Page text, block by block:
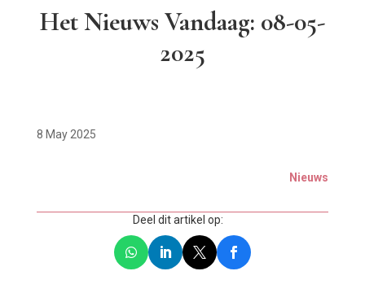
Het Nieuws Vandaag: 08-05-
2025
8 May 2025
Nieuws
Deel dit artikel op: